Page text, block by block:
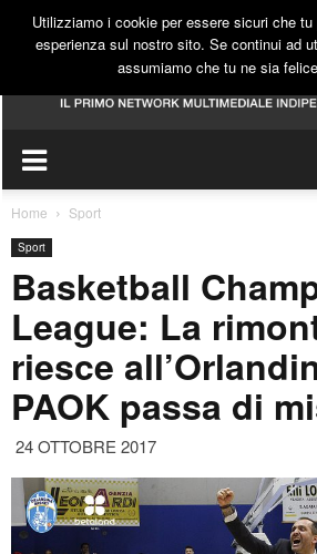
Home Sport
Sport
Basketball
League: La
riesce
PAOK passa di
24 OTTOBRE 2017
Utilizziamo i cookie per essere sicuri che
esperienza sul nostro sito. Se continui ad
assumiamo che tu ne sia